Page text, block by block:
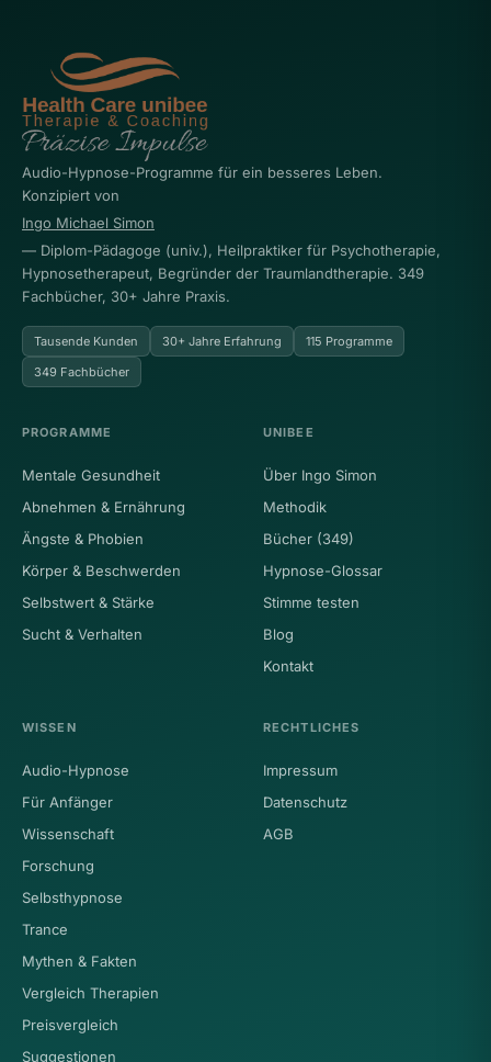
Audio-Hypnose-Programme für ein besseres Leben.
Konzipiert von
Ingo Michael Simon
— Diplom-Pädagoge (univ.), Heilpraktiker für Psychotherapie,
Hypnosetherapeut, Begründer der Traumlandtherapie. 349
Fachbücher, 30+ Jahre Praxis.
Tausende Kunden 30+ Jahre Erfahrung
115 Programme
349 Fachbücher
PROGRAMME
Mentale Gesundheit
Abnehmen & Ernährung
Ängste & Phobien
Körper & Beschwerden
Selbstwert & Stärke
Sucht & Verhalten
UNIBEE
Über Ingo Simon
Methodik
Bücher (349)
Hypnose-Glossar
Stimme testen
Blog
Kontakt
WISSEN
Audio-Hypnose
Für Anfänger
Wissenschaft
Forschung
Selbsthypnose
Trance
Mythen & Fakten
Vergleich Therapien
Preisvergleich
Suggestionen
RECHTLICHES
Impressum
Datenschutz
AGB